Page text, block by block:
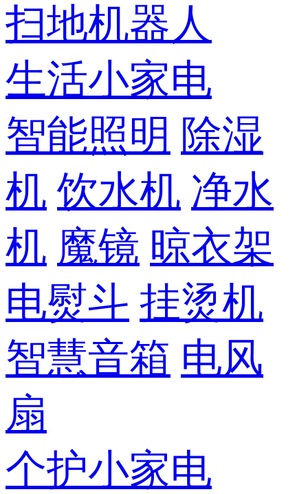
扫地机器人
生活小家电
智能照明 除湿
机 饮水机 净水
机 魔镜 晾衣架
电熨斗 挂烫机
智慧音箱 电风
扇
个护小家电